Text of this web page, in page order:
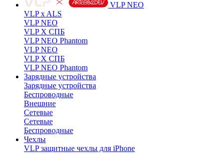
VLP NEO
VLP x ALS
VLP NEO
VLP X СПБ
VLP NEO Phantom
VLP NEO
VLP X СПБ
VLP NEO Phantom
Зарядные устройства
Зарядные устройства
Беспроводные
Внешние
Сетевые
Сетевые
Беспроводные
Чехлы
VLP защитные чехлы для iPhone